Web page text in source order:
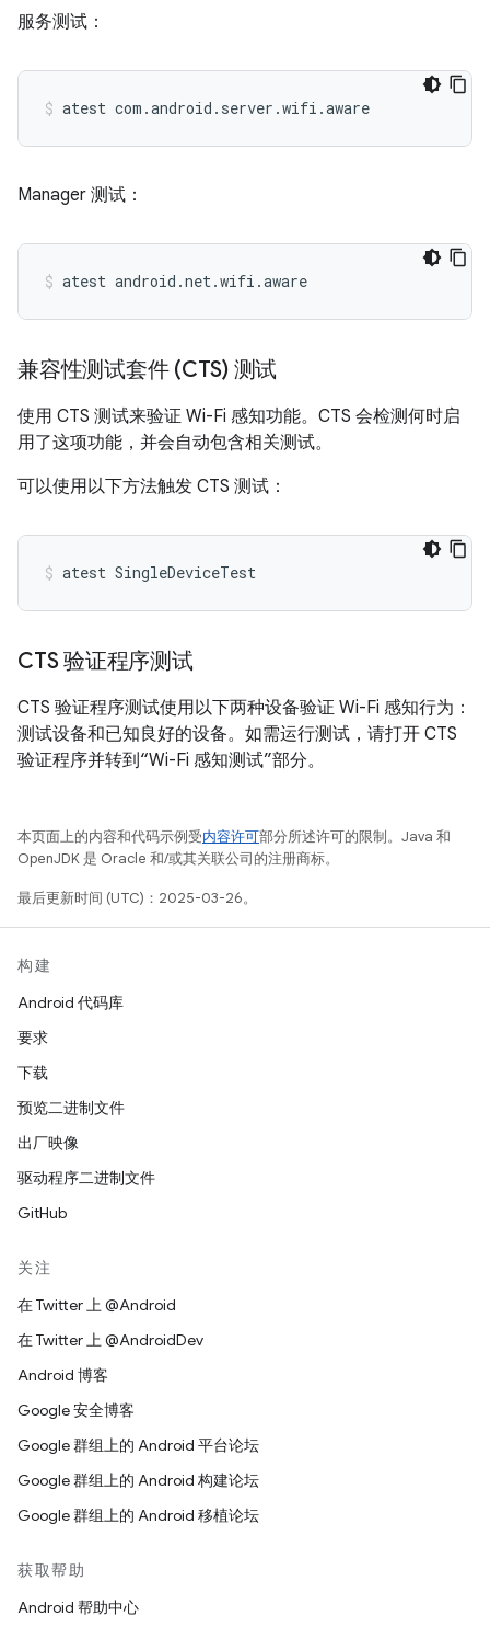
服务测试：
atest com.android.server.wifi.aware
Manager 测试：
atest android.net.wifi.aware
兼容性测试套件 (CTS) 测试
使用 CTS 测试来验证 Wi-Fi 感知功能。CTS 会检测何时启
用了这项功能，并会自动包含相关测试。
可以使用以下方法触发 CTS 测试：
atest SingleDeviceTest
CTS 验证程序测试
CTS 验证程序测试使用以下两种设备验证 Wi-Fi 感知行为：
测试设备和已知良好的设备。 如需运行测试，请打开 CTS
验证程序并转到“Wi-Fi 感知测试”部分。
本页面上的内容和代码示例受内容许可部分所述许可的限制。Java 和
OpenJDK 是 Oracle 和/或其关联公司的注册商标。
最后更新时间 (UTC)：2025-03-26。
构建
Android 代码库
要求
下载
预览二进制文件
出厂映像
驱动程序二进制文件
GitHub
关注
在 Twitter 上 @Android
在 Twitter 上 @AndroidDev
Android 博客
Google 安全博客
Google 群组上的 Android 平台论坛
Google 群组上的 Android 构建论坛
Google 群组上的 Android 移植论坛
获取帮助
Android 帮助中心